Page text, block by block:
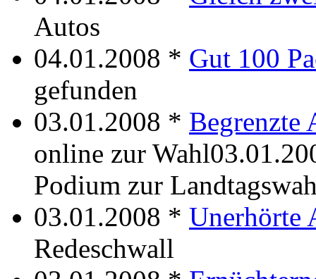
Autos
04.01.2008 * Gut 100
gefunden
03.01.2008 * Begrenzte
online zur
Podium zur
03.01.2008 * Unerhörte
Redeschwall